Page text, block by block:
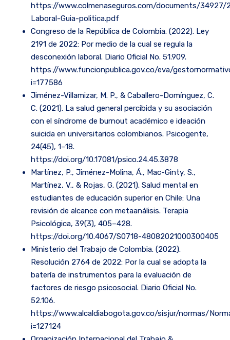
https://www.colmenaseguros.com/documents/
Laboral-Guia-politica.pdf
Congreso de la República de Colombia. (2022). Ley
2191 de 2022: Por medio de la cual se regula la
desconexión laboral. Diario Oficial No. 51.909.
https://www.funcionpublica.gov.co/eva/
i=177586
Jiménez-Villamizar, M. P., & Caballero-Domínguez, C.
C. (2021). La salud general percibida y su asociación
con el síndrome de burnout académico e ideación
suicida en universitarios colombianos. Psicogente,
24(45), 1–18.
https://doi.org/10.17081/psico.24.45.3878
Martínez, P., Jiménez-Molina, Á., Mac-Ginty, S.,
Martínez, V., & Rojas, G. (2021). Salud mental en
estudiantes de educación superior en Chile: Una
revisión de alcance con metaanálisis. Terapia
Psicológica, 39(3), 405–428.
https://doi.org/10.4067/S0718-48082021000300405
Ministerio del Trabajo de Colombia. (2022).
Resolución 2764 de 2022: Por la cual se adopta la
batería de instrumentos para la evaluación de
factores de riesgo psicosocial. Diario Oficial No.
52.106.
https://www.alcaldiabogota.gov.co/sisjur/normas/
i=127124